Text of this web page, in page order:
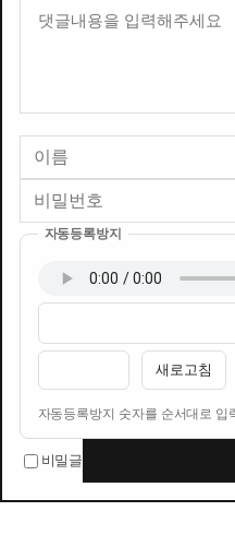
이름필수
비밀번호필수
자동등록방지
새로고침
자동등록방지 숫자를 순서대로 입
비밀글